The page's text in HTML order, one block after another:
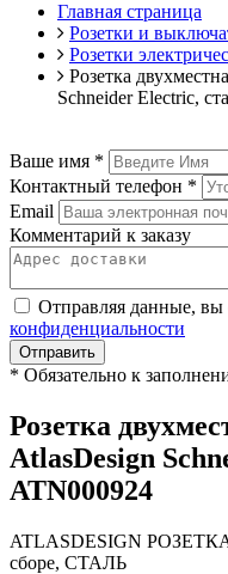
Главная страница
Розетки и
Розетки
Розетка
Schneider Electric,
Ваше имя *
Контактный телефон *
Email
Комментарий к заказу
Отправляя данные, вы
конфиденциальности
Отправить
* Обязательно к
Розетка
AtlasDesign
ATN000924
ATLASDESIGN РОЗЕТКА
сборе, СТАЛЬ